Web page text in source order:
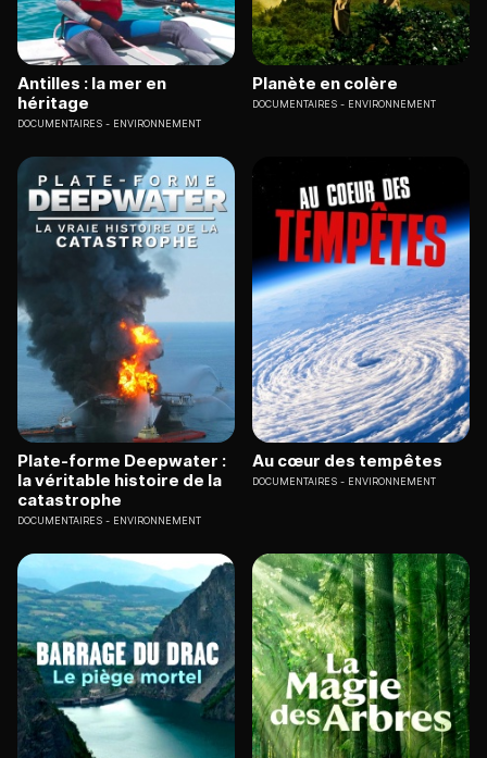
Antilles : la mer en
héritage
DOCUMENTAIRES ENVIRONNEMENT
Planète en colère
DOCUMENTAIRES ENVIRONNEMENT
Plate-forme Deepwater :
la véritable histoire de la
catastrophe
DOCUMENTAIRES ENVIRONNEMENT
Au cœur des tempêtes
DOCUMENTAIRES ENVIRONNEMENT